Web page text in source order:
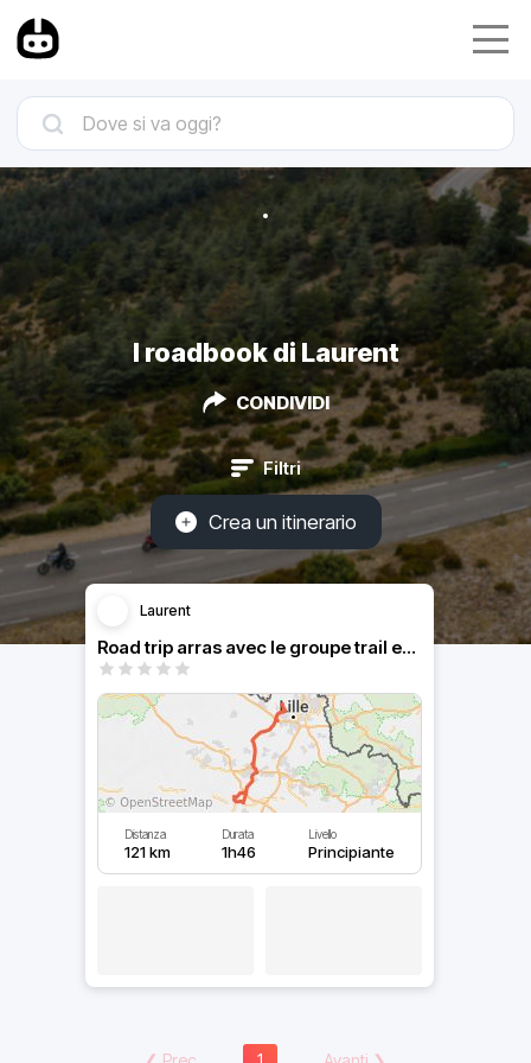
I roadbook di Laurent
CONDIVIDI
Filtri
Crea un itinerario
Laurent
Road trip arras avec le groupe trail en nor
Distanza
121 km
Durata
1h46
Livello
Principiante